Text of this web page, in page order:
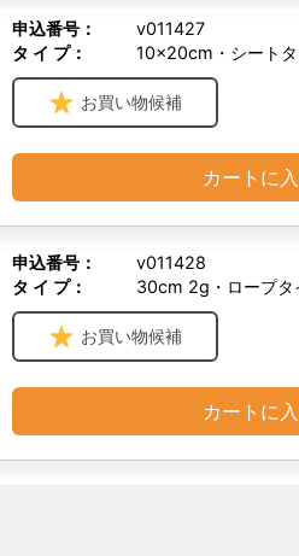
申込番号：
v011427
タ イ プ：
10×20cm・シート
お買い物候補
カートに
申込番号：
v011428
タ イ プ：
30cm 2g・ロープタ
お買い物候補
カートに